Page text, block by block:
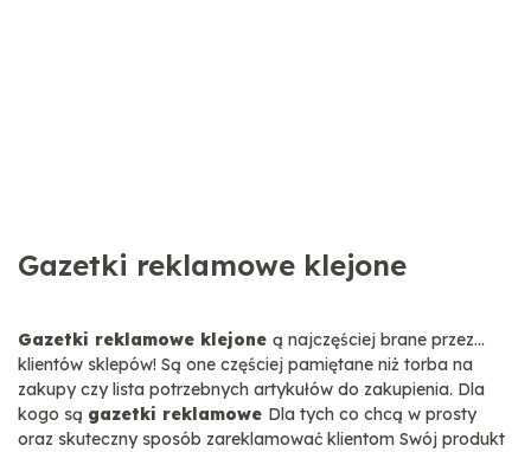
Gazetki reklamowe klejone
Gazetki reklamowe klejone ą najczęściej brane przez...
klientów sklepów! Są one częściej pamiętane niż torba na
zakupy czy lista potrzebnych artykułów do zakupienia. Dla
kogo są gazetki reklamowe Dla tych co chcą w prosty
oraz skuteczny sposób zareklamować klientom Swój produkt